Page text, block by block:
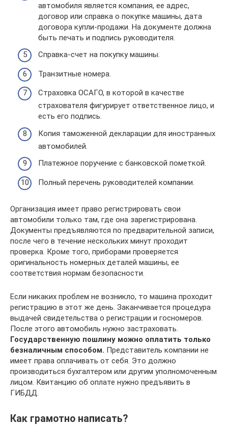
автомобиля является компания, ее адрес,
договор или справка о покупке машины, дата
договора купли-продажи. На документе должна
быть печать и подпись руководителя.
Справка-счет на покупку машины.
Транзитные номера.
Страховка ОСАГО, в которой в качестве
страхователя фигурирует ответственное лицо, и
есть его подпись.
Копия таможенной декларации для иностранных
автомобилей.
Платежное поручение с банковской пометкой.
Полный перечень руководителей компании.
Организация имеет право регистрировать свои
автомобили только там, где она зарегистрирована.
Документы предъявляются по предварительной записи,
после чего в течение нескольких минут проходит
проверка. Кроме того, приборами проверяется
оригинальность номерных деталей машины, ее
соответствия нормам безопасности.
Если никаких проблем не возникло, то машина проходит
регистрацию в этот же день. Заканчивается процедура
выдачей свидетельства о регистрации и госномеров.
После этого автомобиль нужно застраховать.
Государственную пошлину можно оплатить только
безналичным способом. Представитель компании не
имеет права оплачивать от себя. Это должно
производиться бухгалтером или другим уполномоченным
лицом. Квитанцию об оплате нужно предъявить в
ГИБДД.
Как грамотно написать?